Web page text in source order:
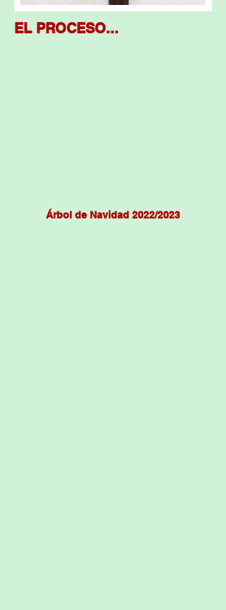
EL PROCESO...
Árbol de Navidad 2022/2023